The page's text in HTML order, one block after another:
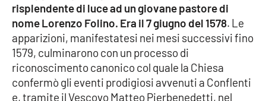
Good Morning Vietnam
Parchi Marini Calabria
Leggendo Alvaro insieme
Imprese Di Calabria
risplendente di luce ad un giovane pastore di
nome Lorenzo Folino. Era il 7 giugno del 1578. Le
apparizioni, manifestatesi nei mesi successivi fino
1579, culminarono con un processo di
riconoscimento canonico col quale la Chiesa
confermò gli eventi prodigiosi avvenuti a Conflenti
e, tramite il Vescovo Matteo Pierbenedetti, nel